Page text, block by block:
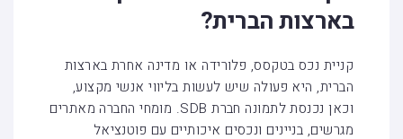
בארצות הברית?
קניית נכס בטקסס, פלורידה או מדינה אחרת בארצות
הברית, היא פעולה שיש לעשות בליווי אנשי מקצוע,
וכאן נכנסת לתמונה חברת SDB. מומחי החברה מאתרים
מגרשים, בניינים ונכסים איכותיים עם פוטנציאל